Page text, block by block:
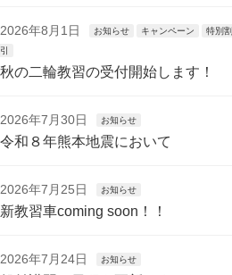
2026年8月1日 お知らせ キャンペーン
特別割
引
秋の二輪教習の受付開始します！
2026年7月30日 お知らせ
令和８年熊本地震において
2026年7月25日 お知らせ
新教習車coming soon！！
2026年7月24日 お知らせ